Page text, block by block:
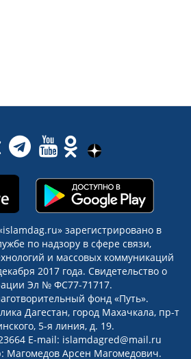
зарегистрировано в
по надзору в сфере связи,
и массовых коммуникаций
2017 года. Свидетельство о
Эл № ФС77-71717.
фонд «Путь».
Дагестан, город Махачкала, пр-т
5-я линия, д. 19.
E-mail: islamdagred@mail.ru
Магомедов Арсен Магомедович.